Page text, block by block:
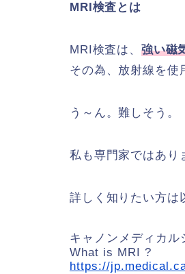
MRI検査とは
MRI検査は、 強い磁
その為、放射線を使
う～ん。難しそう。
私も専門家ではあり
詳しく知りたい方は
キャノンメディカル
What is MRI ?
https://